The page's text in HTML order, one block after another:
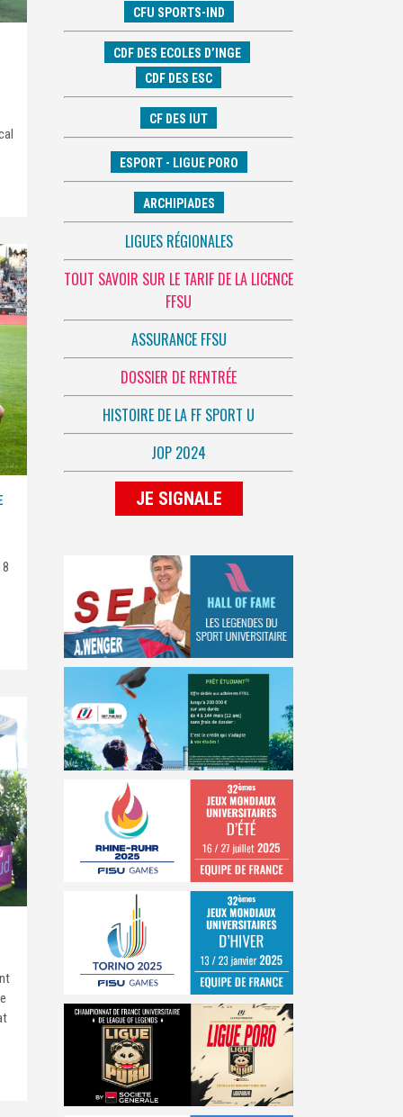
CFU SPORTS-IND
CDF DES ECOLES D’INGE
CDF DES ESC
CF DES IUT
ESPORT - LIGUE PORO
ARCHIPIADES
LIGUES RÉGIONALES
TOUT SAVOIR SUR LE TARIF DE LA LICENCE
FFSU
ASSURANCE FFSU
DOSSIER DE RENTRÉE
HISTOIRE DE LA FF SPORT U
JOP 2024
JE SIGNALE